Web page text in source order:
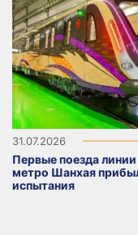
31.07.2026
Первые поезда линии
метро Шанхая
испытания